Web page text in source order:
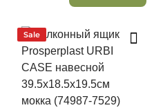
Sale